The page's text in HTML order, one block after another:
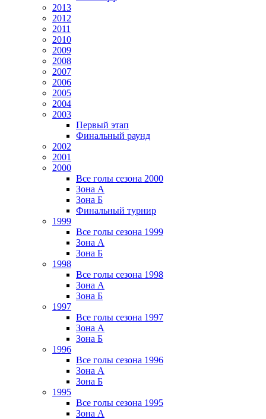
2013
2012
2011
2010
2009
2008
2007
2006
2005
2004
2003
Первый этап
Финальный раунд
2002
2001
2000
Все голы сезона 2000
Зона А
Зона Б
Финальный турнир
1999
Все голы сезона 1999
Зона А
Зона Б
1998
Все голы сезона 1998
Зона А
Зона Б
1997
Все голы сезона 1997
Зона А
Зона Б
1996
Все голы сезона 1996
Зона А
Зона Б
1995
Все голы сезона 1995
Зона А